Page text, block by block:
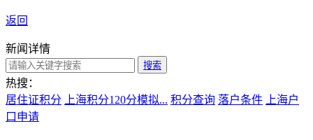
返回
新闻详情
搜索
热搜：
居住证积分
上海积分120分模拟... 积分查询 落户条件
上海户
口申请